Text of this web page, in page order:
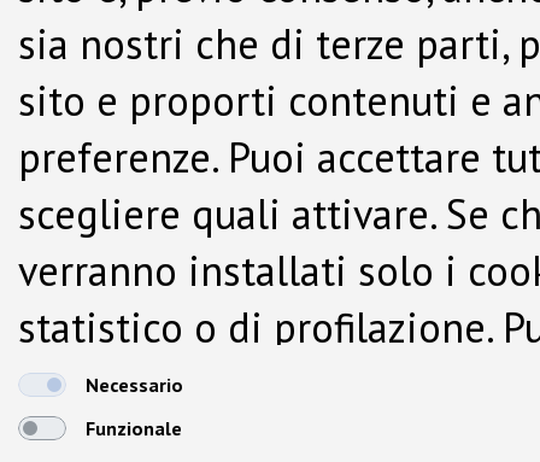
sia nostri che di terze parti,
sito e proporti contenuti e
preferenze. Puoi accettare
scegliere quali attivare. Se
verranno installati solo i
statistico o di profilazione.
dalla Cookie Policy.
Necessario
Funzionale